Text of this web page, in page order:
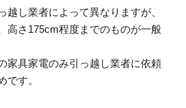
越し業者によって異なりますが、
高さ175cm程度までのものが一般
家具家電のみ引っ越し業者に依頼
です。